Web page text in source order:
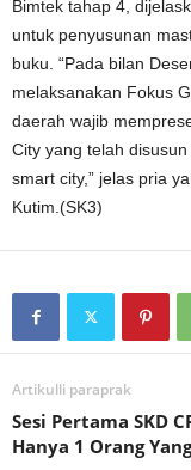
Bimtek tahap 4,
untuk penyusunan
buku. “Pada bilan
melaksanakan Fokus
daerah wajib
City yang telah
smart city,” jelas pria
Kutim.(SK3)
Artikulli paraprak
Sesi Pertama SKD
Hanya 1 Orang